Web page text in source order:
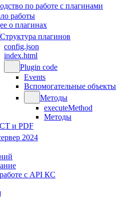
по работе с плагинами
работы
о плагинах
Структура плагинов
config.json
index.html
Plugin code
Events
Вспомогательные объекты
Методы
executeMethod
Методы
и PDF
2024
с API КС